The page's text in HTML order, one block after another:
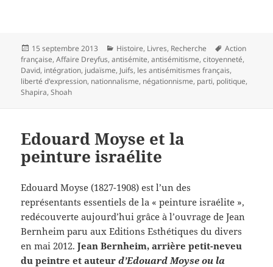
Publié
le
15 septembre 2013 Catégories
Histoire, Livres, Recherche
Mots-
clés
Action
française,Affaire Dreyfus,antisémite,antisémitisme,citoyenneté,
David, intégration, judaïsme, Juifs, les antisémitismes français,
liberté d'expression, nationnalisme, négationnisme, parti, politique,
Shapira,Shoah
Edouard Moyse et la
peinture israélite
Edouard Moyse (1827-1908) est l’un des
représentants essentiels de la « peinture israélite »,
redécouverte aujourd’hui grâce à l’ouvrage de Jean
Bernheim paru aux Editions Esthétiques du divers
en mai 2012.Jean Bernheim, arrière petit-neveu
du peintre et auteurd’Edouard Moyse ou la